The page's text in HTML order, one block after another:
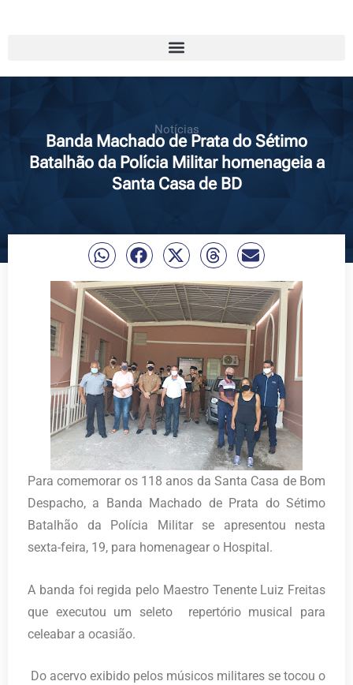
Notícias
Banda Machado de Prata do Sétimo
Batalhão da Polícia Militar homenageia a
Santa Casa de BD
Para comemorar os 118 anos da Santa Casa de Bom
Despacho, a Banda Machado de Prata do Sétimo
Batalhão da Polícia Militar se apresentou nesta
sexta-feira, 19, para homenagear o Hospital.
A banda foi regida pelo Maestro Tenente Luiz Freitas
que executou um seleto repertório musical para
celeabar a ocasião.
Do acervo exibido pelos músicos militares se tocou o